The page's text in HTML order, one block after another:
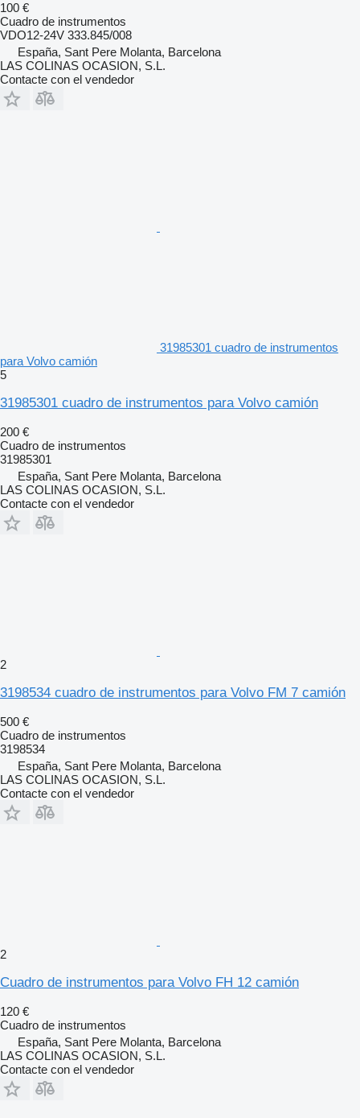
100 €
Cuadro de instrumentos
VDO12-24V 333.845/008
España, Sant Pere Molanta, Barcelona
LAS COLINAS OCASION, S.L.
Contacte con el vendedor
31985301 cuadro de instrumentos
para Volvo camión
5
31985301 cuadro de instrumentos para Volvo camión
200 €
Cuadro de instrumentos
31985301
España, Sant Pere Molanta, Barcelona
LAS COLINAS OCASION, S.L.
Contacte con el vendedor
2
3198534 cuadro de instrumentos para Volvo FM 7 camión
500 €
Cuadro de instrumentos
3198534
España, Sant Pere Molanta, Barcelona
LAS COLINAS OCASION, S.L.
Contacte con el vendedor
2
Cuadro de instrumentos para Volvo FH 12 camión
120 €
Cuadro de instrumentos
España, Sant Pere Molanta, Barcelona
LAS COLINAS OCASION, S.L.
Contacte con el vendedor